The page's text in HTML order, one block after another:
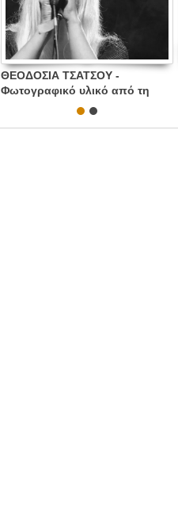
ΘΕΟΔΟΣΙΑ ΤΣΑΤΣΟΥ -
Φωτογραφικό υλικό από τη
συμμετοχή της στη συναυλία